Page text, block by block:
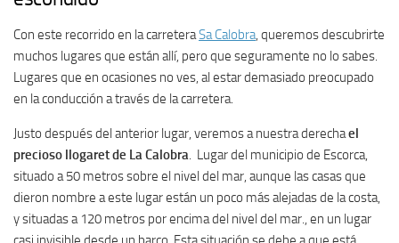
Con este recorrido en la carreteraSa Calobra, queremos descubrirte
muchos lugares que están allí, pero que seguramente no lo sabes.
Lugares que en ocasiones no ves, al estar demasiado preocupado
en la conducción a través de la carretera.
Justo después del anterior lugar, veremos a nuestra derechael
precioso llogaret de La Calobra. Lugar del municipio de Escorca,
situado a 50 metros sobre el nivel del mar, aunque las casas que
dieron nombre a este lugar están un poco más alejadas de la costa,
y situadas a 120 metros por encima del nivel del mar., en un lugar